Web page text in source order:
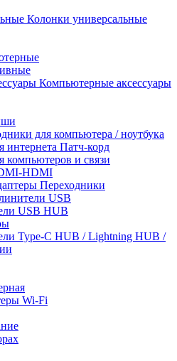
Колонки универсальные
Компьютерные аксессуары
для компьютера / ноутбука
интернета Патч-корд
компьютеров и связи
HDMI
Переходники
USB
USB HUB
Type-C HUB / Lightning HUB /
Wi-Fi